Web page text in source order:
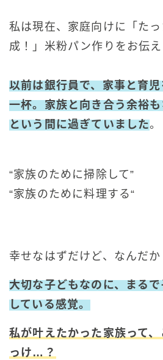
私は現在、家庭向けに「た
成！」米粉パン作りをお伝え
以前は銀行員で、家事と育
一杯。家族と向き合う余裕
という間に過ぎていました。
“家族のために掃除して”
“家族のために料理する“
幸せなはずだけど、なんだか
大切な子どもなのに、まる
している感覚。
私が叶えたかった家族って
っけ…？